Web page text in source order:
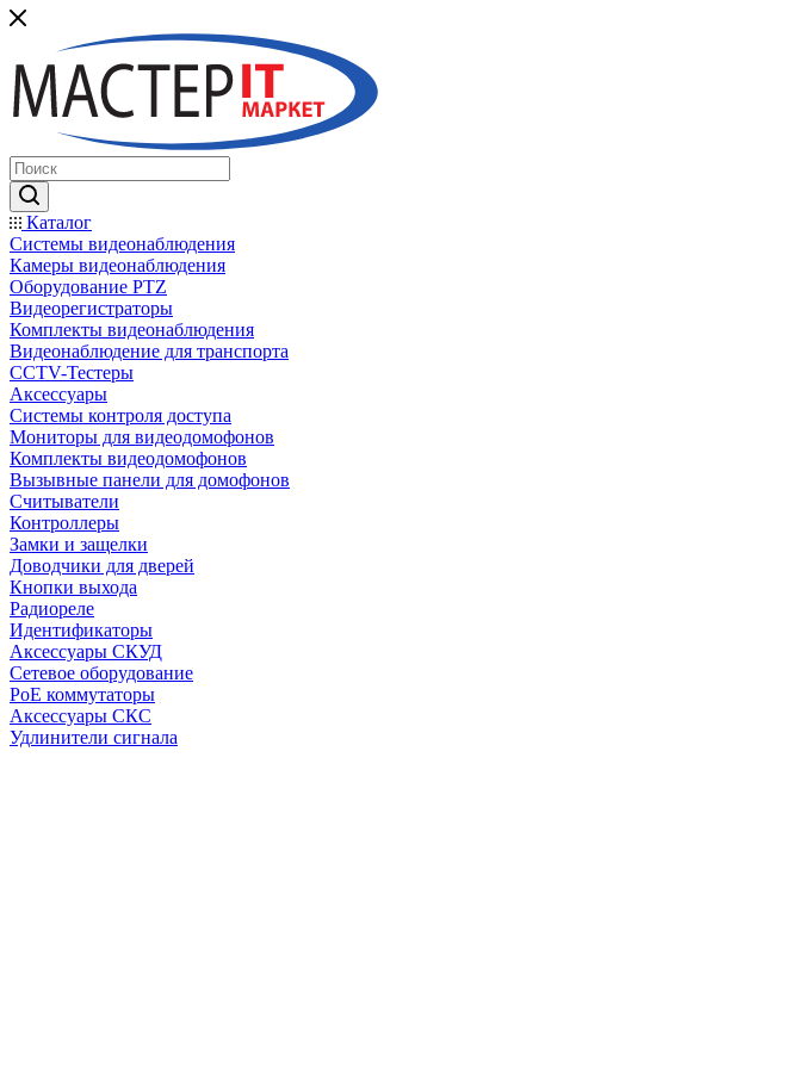
Каталог
Системы видеонаблюдения
Камеры видеонаблюдения
Оборудование PTZ
Видеорегистраторы
Комплекты видеонаблюдения
Видеонаблюдение для транспорта
CCTV-Тестеры
Аксессуары
Системы контроля доступа
Мониторы для видеодомофонов
Комплекты видеодомофонов
Вызывные панели для домофонов
Считыватели
Контроллеры
Замки и защелки
Доводчики для дверей
Кнопки выхода
Радиореле
Идентификаторы
Аксессуары СКУД
Сетевое оборудование
PoE коммутаторы
Аксессуары СКС
Удлинители сигнала